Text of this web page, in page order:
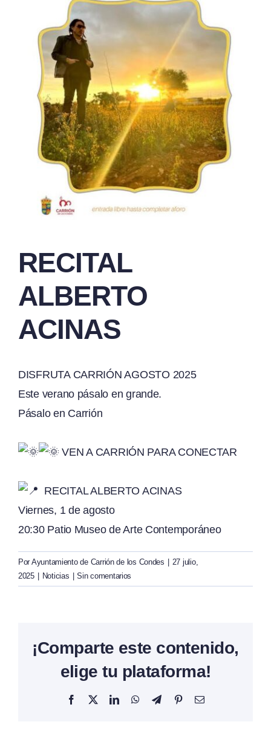
RECITAL
ALBERTO
ACINAS
DISFRUTA CARRIÓN AGOSTO 2025
Este verano pásalo en grande.
Pásalo en Carrión
VEN A CARRIÓN PARA CONECTAR
RECITAL ALBERTO ACINAS
Viernes, 1 de agosto
20:30 Patio Museo de Arte Contemporáneo
Por Ayuntamiento de Carrión de los Condes
27 julio,
2025
Noticias Sin comentarios
¡Comparte este contenido,
elige tu plataforma!
Facebook
X LinkedInWhatsAppTelegramPinterestCorreo